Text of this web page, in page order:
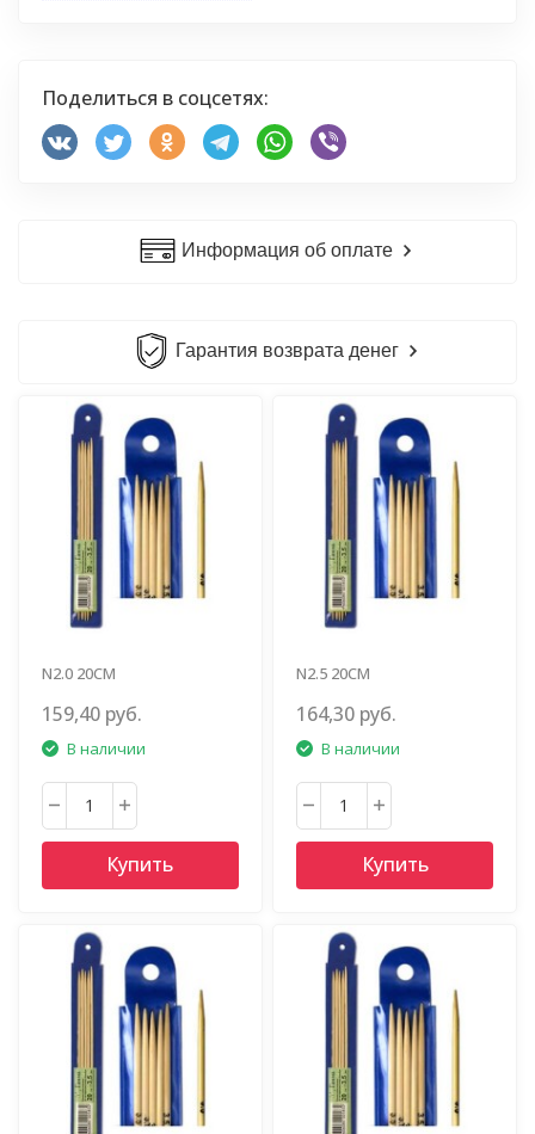
Поделиться в соцсетях:
Информация об оплате
Гарантия возврата денег
N2.0 20СМ
159,40 руб.
В наличии
Купить
N2.5 20СМ
164,30 руб.
В наличии
Купить